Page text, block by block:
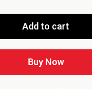
Add to cart
Buy Now